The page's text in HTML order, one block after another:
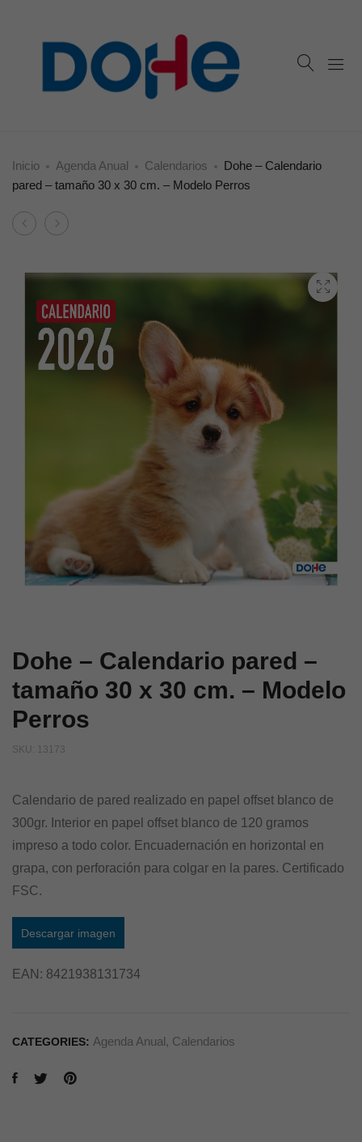
Inicio Agenda Anual Calendarios
Dohe – Calendario
pared – tamaño 30 x 30 cm. – Modelo Perros
Product
Dohe
Calendario
pared
–
tamaño
30
Modelo
Gatos
Dohe
Calendario
pared
–
tamaño
30
Modelo
Dohe – Calendario pared –
tamaño 30 x 30 cm. – Modelo
Perros
SKU: 13173
Calendario de pared realizado en papel offset blanco de
300gr. Interior en papel offset blanco de 120 gramos
impreso a todo color. Encuadernación en horizontal en
grapa, con perforación para colgar en la pares. Certificado
FSC.
Descargar imagen
EAN: 8421938131734
CATEGORIES: Agenda Anual, Calendarios